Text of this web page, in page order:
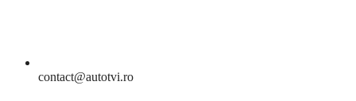
contact@autotvi.ro